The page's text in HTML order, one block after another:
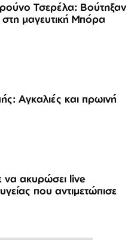
Τσερέλα: Βούτηξαν
στη μαγευτική Μπόρα
Αγκαλιές και πρωινή
ακυρώσει live
που αντιμετώπισε